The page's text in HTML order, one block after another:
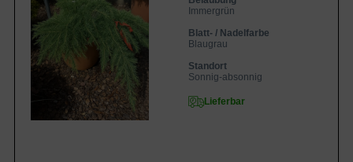
Immergrün
Blatt- / Nadelfarbe
Blaugrau
Standort
Sonnig-absonnig
Lieferbar